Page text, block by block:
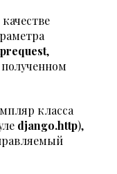
,
класса
django.http),